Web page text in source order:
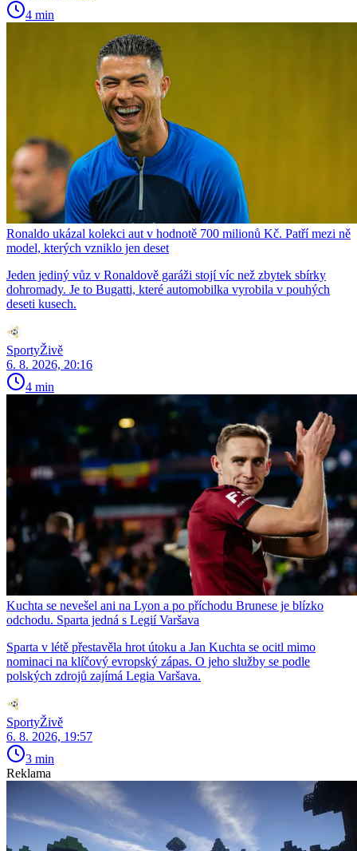
4 min
Ronaldo ukázal kolekci aut v hodnotě 700 milionů Kč. Patří mezi ně
model, kterých vzniklo jen deset
Jeden jediný vůz v Ronaldově garáži stojí víc než zbytek sbírky
dohromady. Je to Bugatti, které automobilka vyrobila v pouhých
deseti kusech.
SportyŽivě
6. 8. 2026, 20:16
4 min
Kuchta se nevešel ani na Lyon a po příchodu Brunese je blízko
odchodu. Sparta jedná s Legií Varšava
Sparta v létě přestavěla hrot útoku a Jan Kuchta se ocitl mimo
nominaci na klíčový evropský zápas. O jeho služby se podle
polských zdrojů zajímá Legia Varšava.
SportyŽivě
6. 8. 2026, 19:57
3 min
Reklama